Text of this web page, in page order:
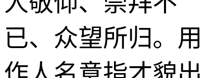
已、众望所归。用